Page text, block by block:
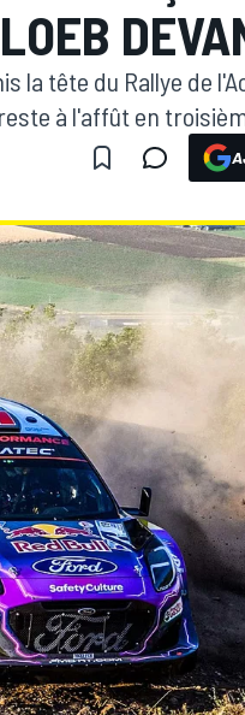
la tête du Rallye de
à l'affût en